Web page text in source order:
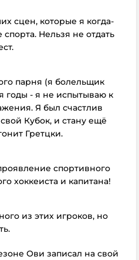
сцен, которые я когда-
Нельзя не отдать
парня (я болельщик
годы - я не испытываю к
Я был счастлив
Кубок, и стану ещё
Гретцки.
спортивного
хоккеиста и капитана!
из этих игроков, но
Ови записал на свой